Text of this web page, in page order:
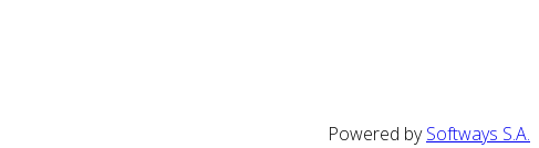
Powered bySoftways S.A.